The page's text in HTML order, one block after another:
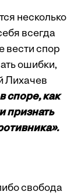
несколько
всегда
спор
ошибки,
Лихачев
споре, как
признать
свобода